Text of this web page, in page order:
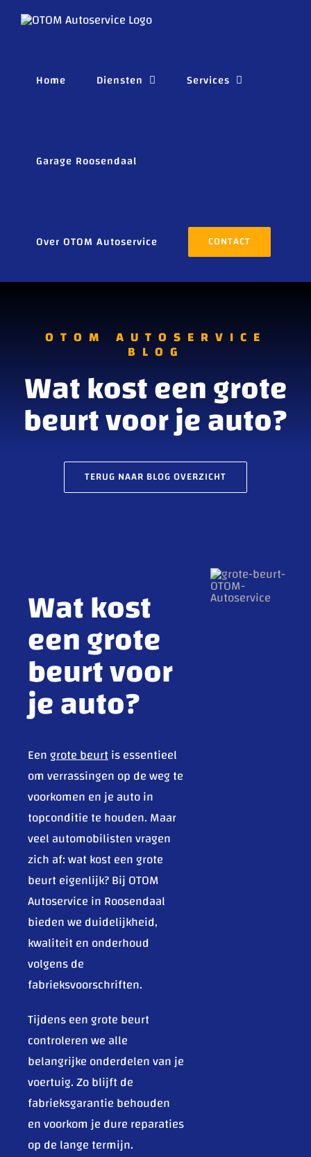
naar
Home Diensten Services
Garage Roosendaal
Over OTOM Autoservice CONTACT
OTOM AUTOSERVICE
BLOG
Wat kost een grote
beurt voor je auto?
TERUG NAAR BLOG OVERZICHT
Wat kost
een grote
beurt voor
je auto?
Eengrote beurtis essentieel
om verrassingen op de weg te
voorkomen en je auto in
topconditie te houden. Maar
veel automobilisten vragen
zich af: wat kost een grote
beurt eigenlijk? Bij OTOM
Autoservice in Roosendaal
bieden we duidelijkheid,
kwaliteit en onderhoud
volgens de
fabrieksvoorschriften.
Tijdens een grote beurt
controleren we alle
belangrijke onderdelen van je
voertuig. Zo blijft de
fabrieksgarantie behouden
en voorkom je dure reparaties
op de lange termijn.